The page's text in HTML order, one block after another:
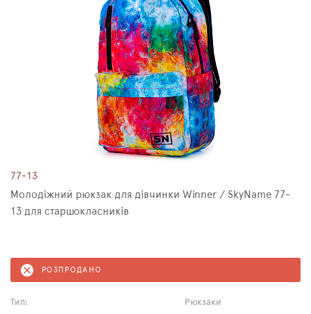
77-13
Молодіжний рюкзак для дівчинки Winner / SkyName 77-
13 для старшокласників
РОЗПРОДАНО
Тип: Рюкзаки